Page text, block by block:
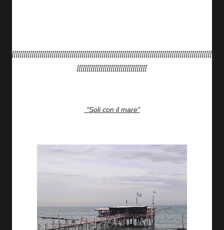
[[[[[[[[[[[[[[[[[[[[[[[[[[[[[[[[[[[[[[[[[[[[[[[[[[[[[[[[[[[[[[[[[[[[[[[[[[[[[[[[[[[[[[[[[[[[[[[[[[[[
[[[[[[[[[[[[[[[[[[[[[[[[[[[[[[[[[[[
"Soli con il mare"